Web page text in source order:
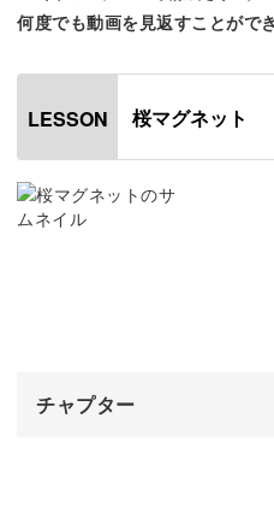
このさりげない輝きを出せ
トレンドのマグネットジェル
かは、ぜひ動画でチェックし
何度でも動画を見返すことがで
LESSON 桜マグネット
チャプター